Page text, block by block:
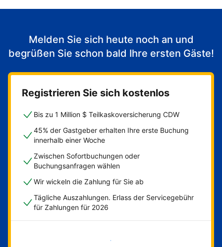
Melden Sie sich heute noch an und
begrüßen Sie schon bald Ihre ersten Gäste!
Registrieren Sie sich kostenlos
Bis zu 1 Million $ Teilkaskoversicherung CDW
45% der Gastgeber erhalten Ihre erste Buchung
innerhalb einer Woche
Zwischen Sofortbuchungen oder
Buchungsanfragen wählen
Wir wickeln die Zahlung für Sie ab
Tägliche Auszahlungen. Erlass der Servicegebühr
für Zahlungen für 2026
Jetzt loslegen